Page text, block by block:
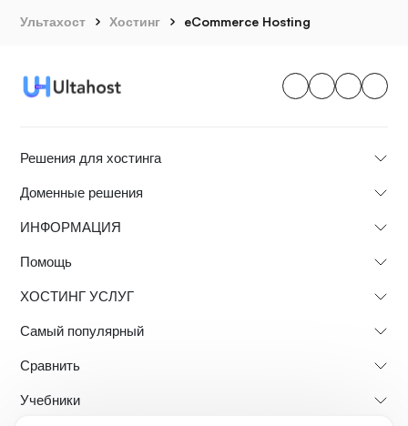
Ультахост Хостинг eCommerce Hosting
Решения для хостинга
Доменные решения
ИНФОРМАЦИЯ
Помощь
ХОСТИНГ УСЛУГ
Самый популярный
Сравнить
Учебники